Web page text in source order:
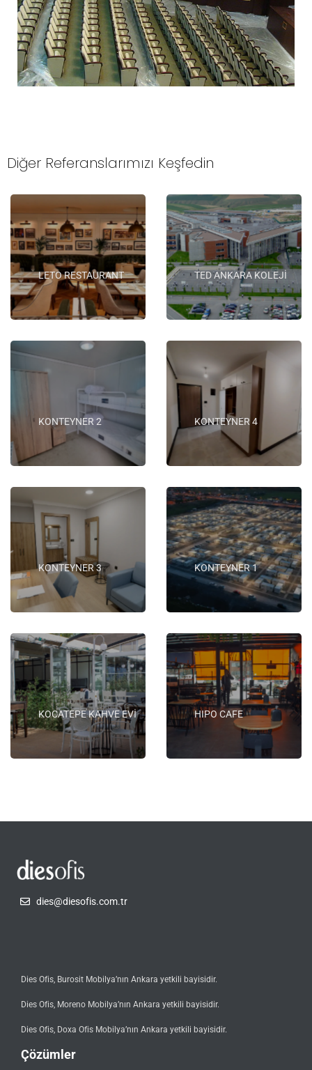
Diğer Referanslarımızı Keşfedin
LETO RESTAURANT TED ANKARA KOLEJİ
KONTEYNER 2 KONTEYNER 4
KONTEYNER 3 KONTEYNER 1
KOCATEPE KAHVE EVİ HIPO CAFE
dies@diesofis.com.tr
Dies Ofis, Burosit Mobilya’nın Ankara yetkili bayisidir.
Dies Ofis, Moreno Mobilya’nın Ankara yetkili bayisidir.
Dies Ofis, Doxa Ofis Mobilya’nın Ankara yetkili bayisidir.
Çözümler